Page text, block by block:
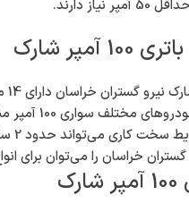
دارند.
شارک
مختلف سواری 100 آمپر مناسب است.
حدود 2 سال یا طی مسافت 40 هزار و یا بیشتر کار کند.
گستران خراسان را می‌توان برای